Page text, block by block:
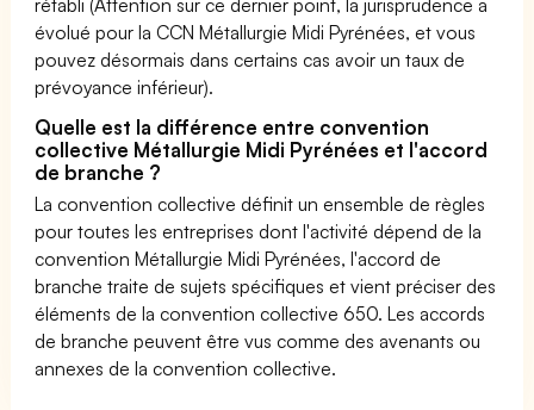
évolué pour la CCN Métallurgie Midi Pyrénées, et vous
pouvez désormais dans certains cas avoir un taux de
prévoyance inférieur).
Quelle est la différence entre convention
collective Métallurgie Midi Pyrénées et l'accord
de branche ?
La convention collective définit un ensemble de règles
pour toutes les entreprises dont l'activité dépend de la
convention Métallurgie Midi Pyrénées, l'accord de
branche traite de sujets spécifiques et vient préciser des
éléments de la convention collective 650. Les accords
de branche peuvent être vus comme des avenants ou
annexes de la convention collective.